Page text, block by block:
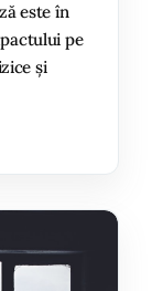
este în
pe
și